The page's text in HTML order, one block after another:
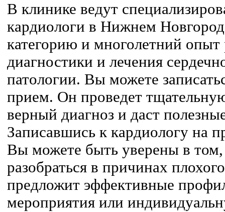
В клинике ведут
кардиологи в Нижнем
категорию и многолетний опыт
диагностики и лечения
патологии. Вы можете
прием. Он проведет
верный диагноз и даст
Записавшись к кардиологу на
Вы можете быть уверены в
разобраться в причинах
предложит эффективные
мероприятия или